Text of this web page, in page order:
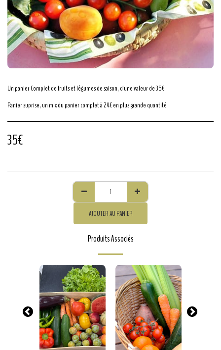
Un panier Complet de fruits et légumes de saison, d'une valeur de 35€
Panier suprise, un mix du panier complet à 24€ en plus grande quantité
35€
AJOUTER AU PANIER
Produits Associés